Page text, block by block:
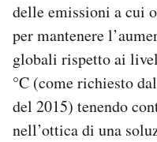
delle emissioni a cui
per mantenere
globali rispetto ai
°C (come richiesto
del 2015) tenendo
nell’ottica di una